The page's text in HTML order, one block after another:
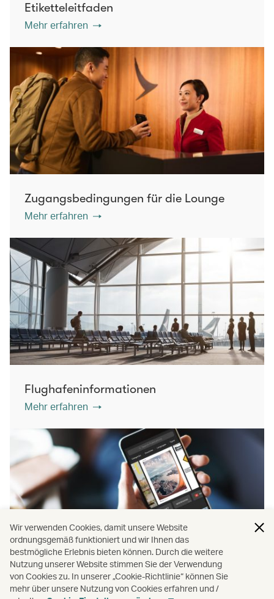
Etiketteleitfaden
Mehr erfahren
Zugangsbedingungen für die Lounge
Mehr erfahren
Flughafeninformationen
Mehr erfahren
PressReader
Wir verwenden Cookies, damit unsere Website
ordnungsgemäß funktioniert und wir Ihnen das
bestmögliche Erlebnis bieten können. Durch die weitere
Nutzung unserer Website stimmen Sie der Verwendung
von Cookies zu. In unserer „Cookie-Richtlinie“ können Sie
mehr über unsere Nutzung von Cookies erfahren und /